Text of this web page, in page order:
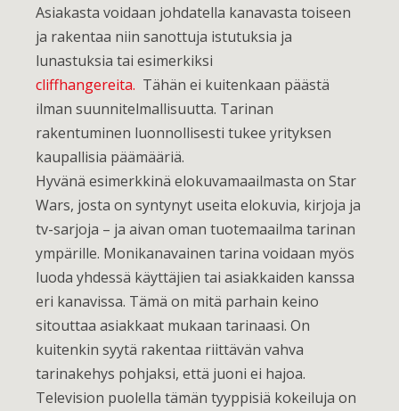
Asiakasta voidaan johdatella kanavasta toiseen
ja rakentaa niin sanottuja istutuksia ja
lunastuksia tai esimerkiksi
cliffhangereita. Tähän ei kuitenkaan päästä
ilman suunnitelmallisuutta. Tarinan
rakentuminen luonnollisesti tukee yrityksen
kaupallisia päämääriä.
Hyvänä esimerkkinä elokuvamaailmasta on Star
Wars, josta on syntynyt useita elokuvia, kirjoja ja
tv-sarjoja – ja aivan oman tuotemaailma tarinan
ympärille. Monikanavainen tarina voidaan myös
luoda yhdessä käyttäjien tai asiakkaiden kanssa
eri kanavissa. Tämä on mitä parhain keino
sitouttaa asiakkaat mukaan tarinaasi. On
kuitenkin syytä rakentaa riittävän vahva
tarinakehys pohjaksi, että juoni ei hajoa.
Television puolella tämän tyyppisiä kokeiluja on